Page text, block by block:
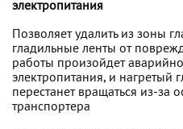
электропитания
Позволяет удалить из зоны
гладильные ленты от
работы произойдет
электропитания, и нагретый
перестанет вращаться из-за
транспортера